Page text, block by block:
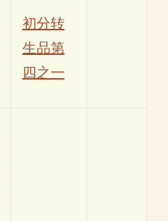
初分转
生品第
四之一